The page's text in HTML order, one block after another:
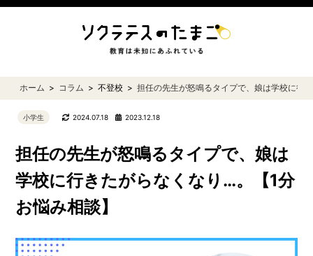
ホーム コラム 不登校 担任の先生が怒鳴るタイプで、娘は学校に行
小学生 2024.07.18 2023.12.18
担任の先生が怒鳴るタイプで、娘は
学校に行きたがらなくなり…。【1分
お悩み相談】